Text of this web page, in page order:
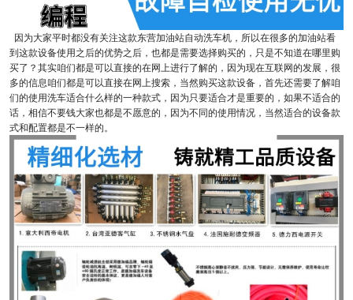
因为大家平时都没有关注这款东营加油站自动洗车机，所以在很多的加油站看
到这款设备使用之后的优势之后，也都是需要选择购买的，只是不知道在哪里购
买了？其实咱们都是可以直接的在网上进行了解的，因为现在互联网的发展，很
多的信息咱们都是可以直接在网上搜索，当然购买这款设备，首先还需要了解咱
们的使用洗车适合什么样的一种款式，因为只要适合才是重要的，如果不适合的
话，相信不要钱大家也都是不愿意的，因为不同的使用情况，当然适合的设备款
式和配置都是不一样的。